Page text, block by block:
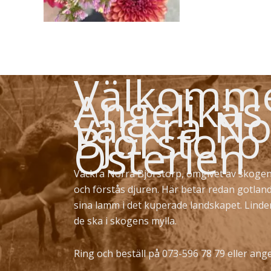
vackra
Björstorp
Österlen
Vackra Norra Björstorp, omgivet av
och förstås djuren. Här betar redan
sina lamm i det kuperade landskapet.
de ska i skogens mylla.
Ring och beställ på 073-596 78 79 eller